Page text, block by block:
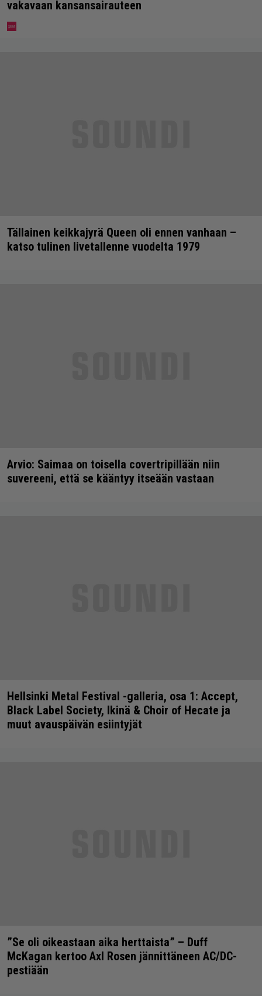
vakavaan kansansairauteen
Tällainen keikkajyrä Queen oli ennen vanhaan –
katso tulinen livetallenne vuodelta 1979
Arvio: Saimaa on toisella covertripillään niin
suvereeni, että se kääntyy itseään vastaan
Hellsinki Metal Festival -galleria, osa 1: Accept,
Black Label Society, Ikinä & Choir of Hecate ja
muut avauspäivän esiintyjät
”Se oli oikeastaan aika herttaista” – Duff
McKagan kertoo Axl Rosen jännittäneen AC/DC-
pestiään